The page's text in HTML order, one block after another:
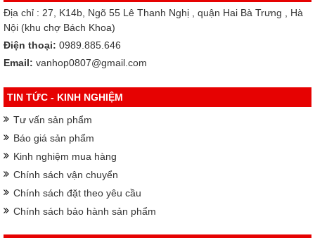
Địa chỉ : 27, K14b, Ngõ 55 Lê Thanh Nghị , quận Hai Bà Trưng , Hà
Nội (khu chợ Bách Khoa)
Điện thoại: 0989.885.646
Email: vanhop0807@gmail.com
TIN TỨC - KINH NGHIỆM
Tư vấn sản phẩm
Báo giá sản phẩm
Kinh nghiệm mua hàng
Chính sách vận chuyển
Chính sách đặt theo yêu cầu
Chính sách bảo hành sản phẩm